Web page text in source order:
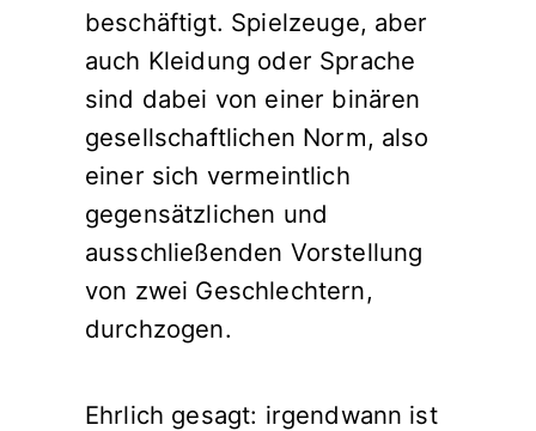
beschäftigt. Spielzeuge, aber
auch Kleidung oder Sprache
sind dabei von einer binären
gesellschaftlichen Norm, also
einer sich vermeintlich
gegensätzlichen und
ausschließenden Vorstellung
von zwei Geschlechtern,
durchzogen.
Ehrlich gesagt: irgendwann ist